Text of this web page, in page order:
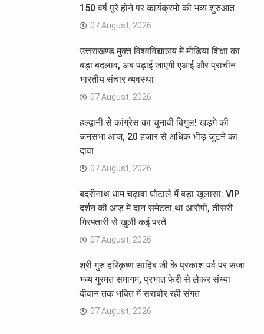
150 वर्ष पूरे होने पर कार्यक्रमों की भव्य शुरुआत
07 August, 2026
उत्तराखण्ड मुक्त विश्वविद्यालय में मीडिया शिक्षा का
बड़ा बदलाव, अब पढ़ाई जाएगी एआई और प्राचीन
भारतीय संचार व्यवस्था
07 August, 2026
हल्द्वानी से कांग्रेस का चुनावी बिगुल! खड़गे की
जनसभा आज, 20 हजार से अधिक भीड़ जुटने का
दावा
07 August, 2026
बदरीनाथ धाम चढ़ावा घोटाले में बड़ा खुलासा: VIP
दर्शन की आड़ में दान समेटता था आरोपी, तीसरी
गिरफ्तारी से खुलीं कई परतें
07 August, 2026
श्री गुरु हरिकृष्ण साहिब जी के प्रकाश पर्व पर सजा
भव्य गुरमत समागम, प्रभात फेरी से लेकर संध्या
दीवान तक भक्ति में सराबोर रही संगत
07 August, 2026